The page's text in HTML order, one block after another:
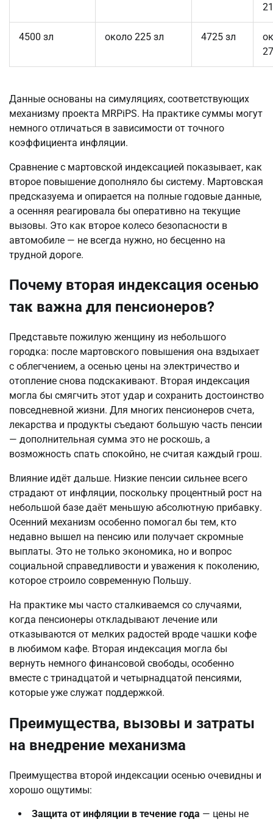
4500 зл около 225 зл 4725 зл
Данные основаны на симуляциях, соответствующих
механизму проекта MRPiPS. На практике суммы могут
немного отличаться в зависимости от точного
коэффициента инфляции.
Сравнение с мартовской индексацией показывает, как
второе повышение дополняло бы систему. Мартовская
предсказуема и опирается на полные годовые данные,
а осенняя реагировала бы оперативно на текущие
вызовы. Это как второе колесо безопасности в
автомобиле — не всегда нужно, но бесценно на
трудной дороге.
Почему вторая индексация осенью
так важна для пенсионеров?
Представьте пожилую женщину из небольшого
городка: после мартовского повышения она вздыхает
с облегчением, а осенью цены на электричество и
отопление снова подскакивают. Вторая индексация
могла бы смягчить этот удар и сохранить достоинство
повседневной жизни. Для многих пенсионеров счета,
лекарства и продукты съедают большую часть пенсии
— дополнительная сумма это не роскошь, а
возможность спать спокойно, не считая каждый грош.
Влияние идёт дальше. Низкие пенсии сильнее всего
страдают от инфляции, поскольку процентный рост на
небольшой базе даёт меньшую абсолютную прибавку.
Осенний механизм особенно помогал бы тем, кто
недавно вышел на пенсию или получает скромные
выплаты. Это не только экономика, но и вопрос
социальной справедливости и уважения к поколению,
которое строило современную Польшу.
На практике мы часто сталкиваемся со случаями,
когда пенсионеры откладывают лечение или
отказываются от мелких радостей вроде чашки кофе
в любимом кафе. Вторая индексация могла бы
вернуть немного финансовой свободы, особенно
вместе с тринадцатой и четырнадцатой пенсиями,
которые уже служат поддержкой.
Преимущества, вызовы и затраты
на внедрение механизма
Преимущества второй индексации осенью очевидны и
хорошо ощутимы:
Защита от инфляции в течение года — цены не